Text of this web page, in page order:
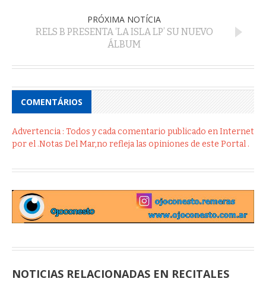
PRÓXIMA NOTÍCIA
RELS B PRESENTA ‘LA ISLA LP’ SU NUEVO
ÁLBUM
COMENTÁRIOS
Advertencia : Todos y cada comentario publicado en Internet
por el .Notas Del Mar,no refleja las opiniones de este Portal .
NOTICIAS RELACIONADAS EN RECITALES